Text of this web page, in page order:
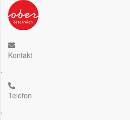
Kontakt
.
Telefon
.